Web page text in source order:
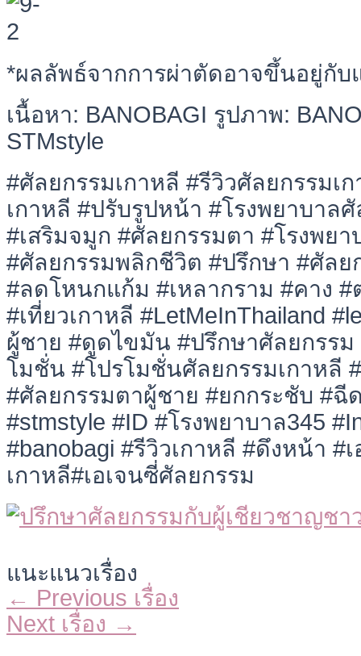
*ผลลัพธ์จากการผ่าตัดอาจขึ้นอยู่กั
เนื้อหา: BANOBAGI รูปภาพ:
STMstyle
#ศัลยกรรมเกาหลี #รีวิวศัลยกรรมเ
เกาหลี #ปรับรูปหน้า #โรงพยาบาล
#เสริมจมูก #ศัลยกรรมตา #โรงพยา
#ศัลยกรรมพลิกชีวิต #ปรึกษา #ศัลย
#ลดโหนกแก้ม #เหลากราม #คาง
#เที่ยวเกาหลี #LetMeInThailand
ผู้ชาย #ดูดไขมัน #ปรึกษาศัลยกรรม
โมชั่น #โปรโมชั่นศัลยกรรมเกาหลี
#ศัลยกรรมตาผู้ชาย #ยกกระชับ #
#stmstyle #ID #โรงพยาบาล345
#banobagi #รีวิวเกาหลี #ดึงหน้า #
เกาหลี#เอเจนซี่ศัลยกรรม
แนะแนวเรื่อง
← Previous เรื่อง
Next เรื่อง →